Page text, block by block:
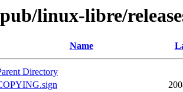
linux-libre/
Name
Directory